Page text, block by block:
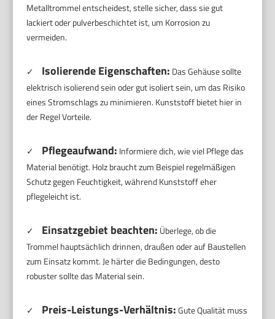
Metalltrommel entscheidest, stelle sicher, dass sie gut
lackiert oder pulverbeschichtet ist, um Korrosion zu
vermeiden.
✓ Isolierende Eigenschaften: Das Gehäuse sollte
elektrisch isolierend sein oder gut isoliert sein, um das Risiko
eines Stromschlags zu minimieren. Kunststoff bietet hier in
der Regel Vorteile.
✓ Pflegeaufwand: Informiere dich, wie viel Pflege das
Material benötigt. Holz braucht zum Beispiel regelmäßigen
Schutz gegen Feuchtigkeit, während Kunststoff eher
pflegeleicht ist.
✓ Einsatzgebiet beachten: Überlege, ob die
Trommel hauptsächlich drinnen, draußen oder auf Baustellen
zum Einsatz kommt. Je härter die Bedingungen, desto
robuster sollte das Material sein.
✓ Preis-Leistungs-Verhältnis:Gute Qualität muss